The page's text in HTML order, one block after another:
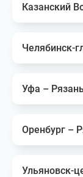
Казанский
Челябинск-
Уфа –
Оренбург –
Ульяновск-